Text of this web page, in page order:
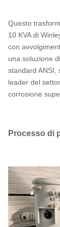
Questo
10 KVA di
con
una soluzione
standard ANSI,
leader del
corrosione
Processo di